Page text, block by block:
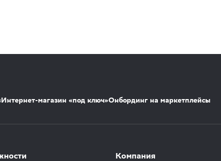
Интернет-магазин «под ключ»Онбординг на маркетплейсы
Компания